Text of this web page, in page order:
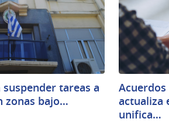
suspender tareas a
zonas bajo…
actualiza
unifica…